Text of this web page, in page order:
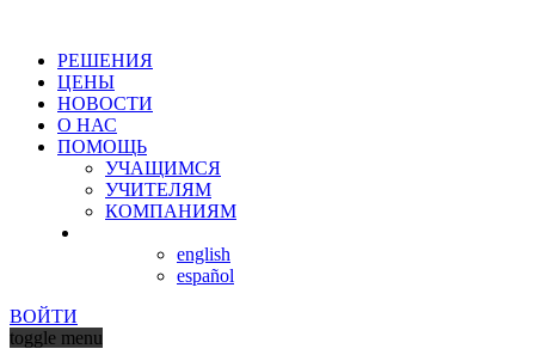
РЕШЕНИЯ
ЦЕНЫ
НОВОСТИ
О НАС
ПОМОЩЬ
УЧАЩИМСЯ
УЧИТЕЛЯМ
КОМПАНИЯМ
english
español
ВОЙТИ
toggle menu